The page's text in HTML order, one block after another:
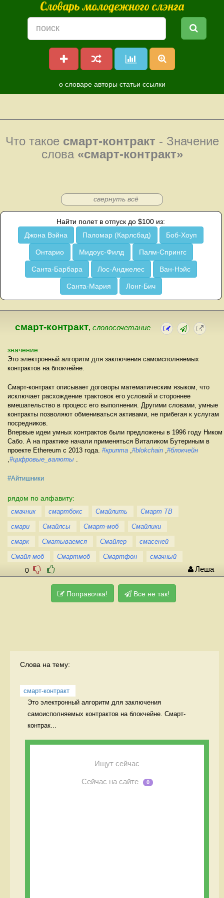
Словарь молодежного слэнга
о словаре авторы статьи ссылки
Что такое смарт-контракт - Значение
слова «смарт-контракт»
свернуть всё
Найти полет в отпуск до $100 из:
Джона Вэйна
Паломар (Карлсбад) Боб-Хоуп
Онтарио Мидоус-Филд Палм-Спрингс
Санта-Барбара Лос-Анджелес Ван-Нэйс
Санта-Мария Лонг-Бич
смарт-контракт, словосочетание
значение:
Это электронный алгоритм для заключения самоисполняемых
контрактов на блокчейне.
Смарт-контракт описывает договоры математическим языком, что
исключает расхождение трактовок его условий и стороннее
вмешательство в процесс его выполнения. Другими словами, умные
контракты позволяют обмениваться активами, не прибегая к услугам
посредников.
Впервые идеи умных контрактов были предложены в 1996 году Ником
Сабо. А на практике начали применяться Виталиком Бутериным в
проекте Ethereum с 2013 года. #крипта #blokchain #блокчейн
#цифровые_валюты
#Айтишники
рядом по алфавиту:
смачник смартбокс Смайлить
Смарт ТВ
смари
Смайлсы Смарт-моб
Смайлики
смарк
Сматываемся Смайлер
смасеней
Смайл-моб
Смартмоб Смартфон смачный
0 Леша
Поправочка! Все не так!
Слова на тему:
смарт-контракт
Это электронный алгоритм для заключения
самоисполняемых контрактов на блокчейне. Смарт-
контрак...
Ищут сейчас
Сейчас на сайте 0